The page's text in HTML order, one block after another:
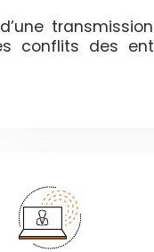
conflits des